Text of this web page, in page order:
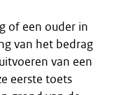
of een ouder in
van het bedrag
van een
eerste toets